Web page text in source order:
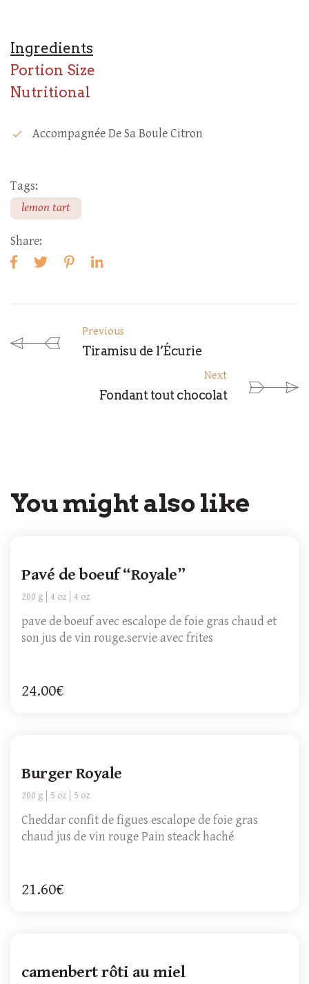
Ingredients
Portion Size
Nutritional
check Accompagnée De Sa Boule Citron
Tags:
lemon tart
Share:
Previous
Tiramisu de l’Écurie
Next
Fondant tout chocolat
You might also like
Pavé de boeuf “Royale”
200 g 4 oz 4 oz
pave de boeuf avec escalope de foie gras chaud et
son jus de vin rouge.servie avec frites
24.00€
Burger Royale
200 g 5 oz 5 oz
Cheddar confit de figues escalope de foie gras
chaud jus de vin rouge Pain steack haché
21.60€
camenbert rôti au miel